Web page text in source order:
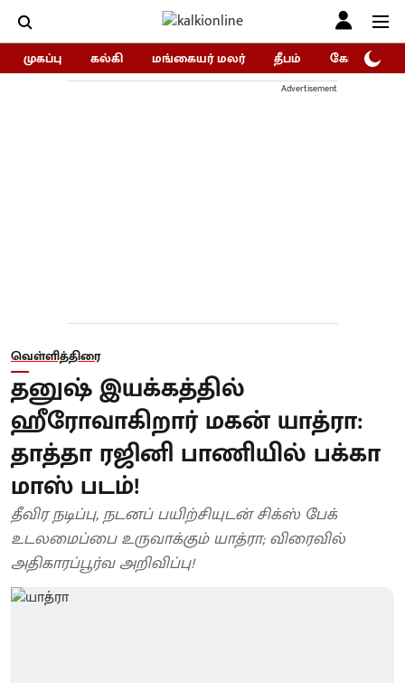
முகப்பு கல்கி மங்கையர் மலர் தீபம் கோகுலம்/
Advertisement
வெள்ளித்திரை
தனுஷ் இயக்கத்தில்
ஹீரோவாகிறார் மகன் யாத்ரா:
தாத்தா ரஜினி பாணியில் பக்கா
மாஸ் படம்!
தீவிர நடிப்பு, நடனப் பயிற்சியுடன் சிக்ஸ் பேக்
உடலமைப்பை உருவாக்கும் யாத்ரா; விரைவில்
அதிகாரப்பூர்வ அறிவிப்பு!